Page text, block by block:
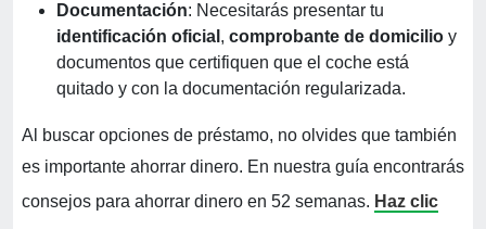
Documentación: Necesitarás presentar tu
identificación oficial , comprobante de domicilio y
documentos que certifiquen que el coche está
quitado y con la documentación regularizada.
Al buscar opciones de préstamo, no olvides que también
es importante ahorrar dinero. En nuestra guía encontrarás
consejos para ahorrar dinero en 52 semanas. Haz clic